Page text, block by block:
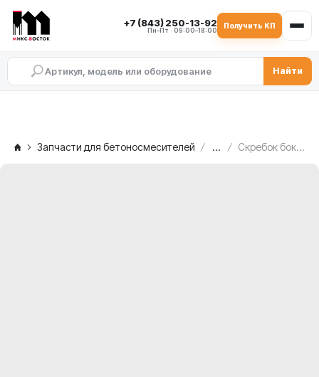
+7 (843) 250-13-92
Пн–Пт · 09:00–18:00
Получить КП
Найти
Запчасти для бетоносмесителей ... Скребок боковой левый (217-S01/08-07) MEKA MB 1.0, 1000440